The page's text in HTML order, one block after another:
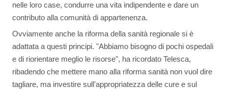
nelle loro case, condurre una vita indipendente e dare un
contributo alla comunità di appartenenza.
Ovviamente anche la riforma della sanità regionale si è
adattata a questi principi. "Abbiamo bisogno di pochi ospedali
e di riorientare meglio le risorse", ha ricordato Telesca,
ribadendo che mettere mano alla riforma sanità non vuol dire
tagliare, ma investire sull'appropriatezza delle cure e sul